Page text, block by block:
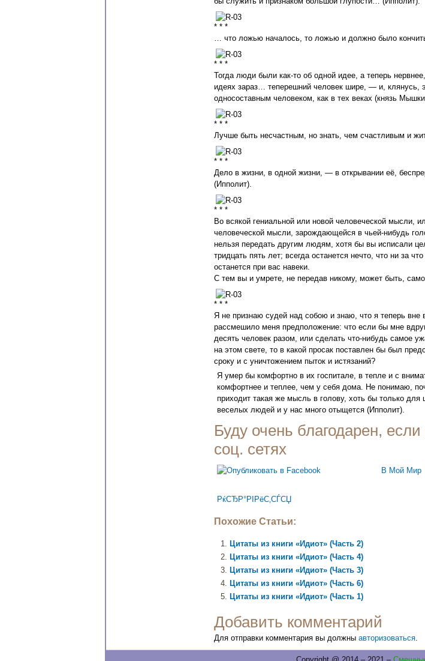
* * *
… что ложью началось, то ложью и должно было
* * *
Тогда люди были как-то об одной идее, а теперь
идеях зараз… теперешний человек шире, — и, клянусь,
односоставным человеком, как в тех веках (князь
* * *
Лучше быть несчастным, но знать, чем счастливым и
* * *
Дело в жизни, в одной жизни, — в открывании её,
(Ипполит).
* * *
Во всякой гениальной или новой человеческой мысли,
человеческой мысли, зарождающейся в чьей-нибудь
нельзя передать другим людям, хотя бы вы исписали
тридцать пять лет; всегда останется нечто, что ни за
останется при вас навеки.
С тем вы и умрете, не передав никому, может быть,
* * *
Я не признаю судей над собою и знаю, что я теперь вне
рассмешило меня предположение: что если бы мне
десять человек разом, или сделать что-нибудь самое
на этом свете, то в какой просак поставлен бы был
сроку и с уничтожением пыток и истязаний?
Я умер бы комфортно в их госпитале, в тепле и с
комфортнее и теплее, чем у себя дома. Не понимаю,
приходит такая же мысль в голову, хоть бы только
веселых людей и у нас много отыщется (Ипполит).
Буду очень благодарен,
соц. сетях
В Мой Мир
РќСЂР°РІРёС‚СЃСЏ
Похожие Статьи:
Цитаты из книги «Идиот» (Часть 2)
Цитаты из книги «Идиот» (Часть 4)
Цитаты из книги «Идиот» (Часть 3)
Цитаты из книги «Идиот» (Часть 6)
Цитаты из книги «Идиот» (Часть 1)
Добавить комментарий
Для отправки комментария вы должны авторизоваться.